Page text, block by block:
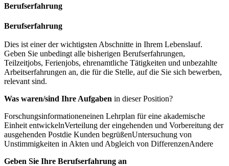
Berufserfahrung
Berufserfahrung
Dies ist einer der wichtigsten Abschnitte in Ihrem Lebenslauf.
Geben Sie unbedingt alle bisherigen Berufserfahrungen,
Teilzeitjobs, Ferienjobs, ehrenamtliche Tätigkeiten und unbezahlte
Arbeitserfahrungen an, die für die Stelle, auf die Sie sich bewerben,
relevant sind.
Was waren/sind Ihre Aufgaben in dieser Position?
Forschungsinformationeneinen Lehrplan für eine akademische
Einheit entwickelnVerteilung der eingehenden und Vorbereitung der
ausgehenden Postdie Kunden begrüßenUntersuchung von
Unstimmigkeiten in Akten und Abgleich von DifferenzenAndere
Geben Sie Ihre Berufserfahrung an